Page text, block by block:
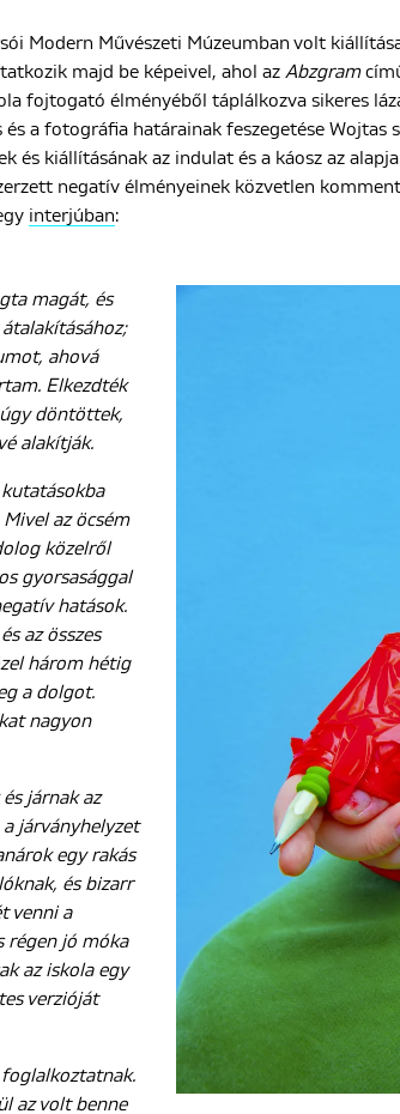
Modern Művészeti Múzeumban volt
majd be képeivel, ahol az Abzgram
fojtogató élményéből táplálkozva sikeres
és a fotográfia határainak feszegetése Wojtas
és kiállításának az indulat és a káosz az
negatív élményeinek közvetlen
interjúban:
magát, és
ahová
Elkezdték
döntöttek,
alakítják.
az öcsém
közelről
gyorsasággal
hatások.
az összes
három hétig
a dolgot.
nagyon
járnak az
járványhelyzet
egy rakás
és bizarr
venni a
régen jó móka
az iskola egy
verzióját
az volt benne